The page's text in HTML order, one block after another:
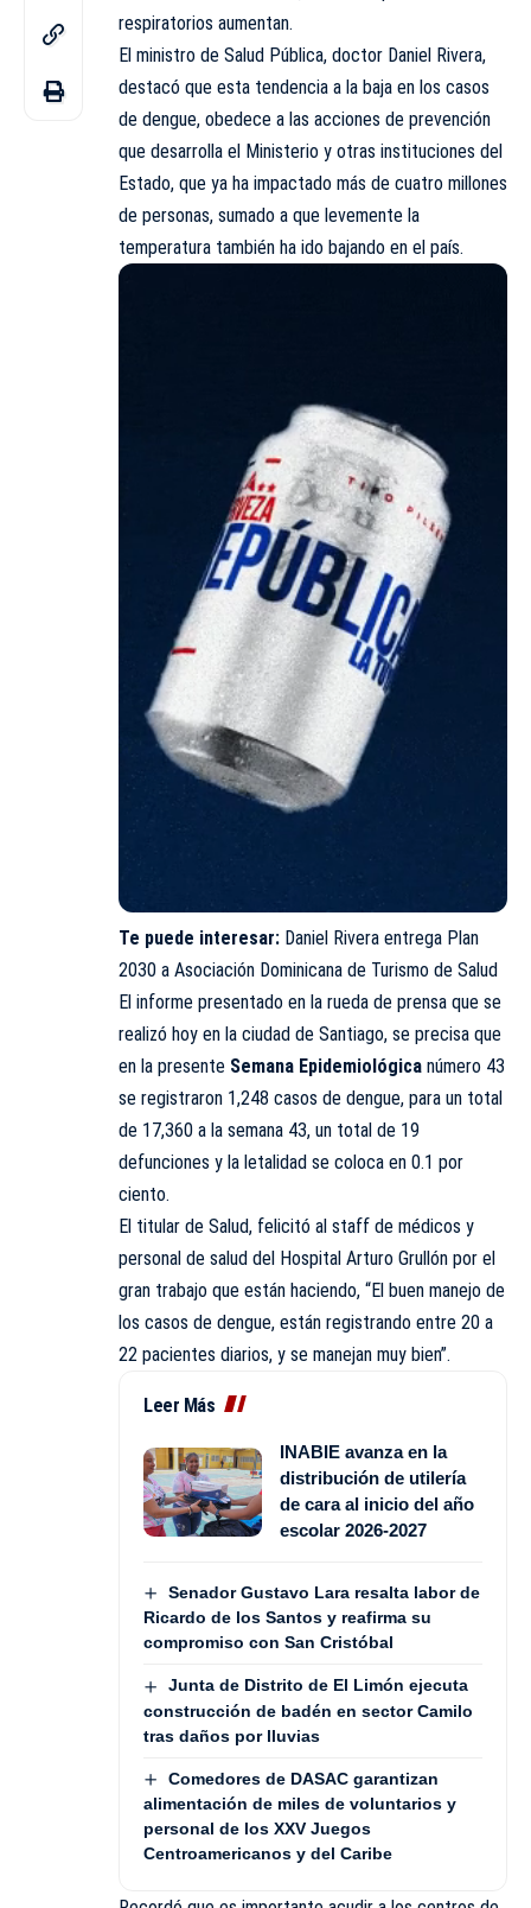
respiratorios aumentan.
El ministro de Salud Pública, doctor Daniel Rivera,
destacó que esta tendencia a la baja en los casos
de dengue, obedece a las acciones de prevención
que desarrolla el Ministerio y otras instituciones del
Estado, que ya ha impactado más de cuatro millones
de personas, sumado a que levemente la
temperatura también ha ido bajando en el país.
Te puede interesar: Daniel Rivera entrega Plan
2030 a Asociación Dominicana de Turismo de Salud
El informe presentado en la rueda de prensa que se
realizó hoy en la ciudad de Santiago, se precisa que
en la presente Semana Epidemiológica número 43
se registraron 1,248 casos de dengue, para un total
de 17,360 a la semana 43, un total de 19
defunciones y la letalidad se coloca en 0.1 por
ciento.
El titular de Salud, felicitó al staff de médicos y
personal de salud del Hospital Arturo Grullón por el
gran trabajo que están haciendo, “El buen manejo de
los casos de dengue, están registrando entre 20 a
22 pacientes diarios, y se manejan muy bien”.
Leer Más
INABIE avanza en la
distribución de utilería
de cara al inicio del año
escolar 2026-2027
Senador Gustavo Lara resalta labor de
Ricardo de los Santos y reafirma su
compromiso con San Cristóbal
Junta de Distrito de El Limón ejecuta
construcción de badén en sector Camilo
tras daños por lluvias
Comedores de DASAC garantizan
alimentación de miles de voluntarios y
personal de los XXV Juegos
Centroamericanos y del Caribe